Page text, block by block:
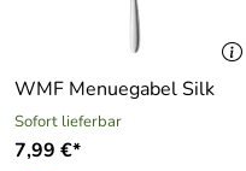
WMF Menuegabel Silk
Sofort lieferbar
7,99 €*